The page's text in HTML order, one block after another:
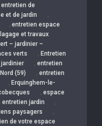
entretien de
et de jardin ,
, entretien espace
et travaux
– jardinier –
verts , Entretien
, entretien
(59) , entretien
, Erquinghem-le-
, espace
jardin ,
paysagers ,
de votre espace